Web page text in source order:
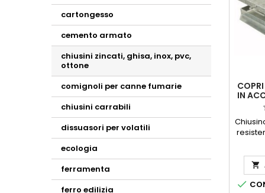
cartongesso
cemento armato
chiusini zincati, ghisa, inox, pvc,
ottone
comignoli per canne fumarie
chiusini carrabili
dissuasori per volatili
ecologia
ferramenta
ferro edilizia
IN
H

